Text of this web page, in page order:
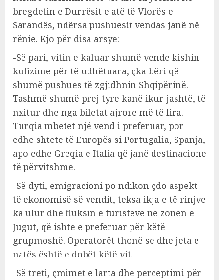
bregdetin e Durrësit e atë të Vlorës e
Sarandës, ndërsa pushuesit vendas janë në
rënie. Kjo për disa arsye:
-Së pari, vitin e kaluar shumë vende kishin
kufizime për të udhëtuara, çka bëri që
shumë pushues të zgjidhnin Shqipërinë.
Tashmë shumë prej tyre kanë ikur jashtë, të
nxitur dhe nga biletat ajrore më të lira.
Turqia mbetet një vend i preferuar, por
edhe shtete të Europës si Portugalia, Spanja,
apo edhe Greqia e Italia që janë destinacione
të përvitshme.
-Së dyti, emigracioni po ndikon çdo aspekt
të ekonomisë së vendit, teksa ikja e të rinjve
ka ulur dhe fluksin e turistëve në zonën e
Jugut, që ishte e preferuar për këtë
grupmoshë. Operatorët thonë se dhe jeta e
natës është e dobët këtë vit.
-Së treti, çmimet e larta dhe perceptimi për